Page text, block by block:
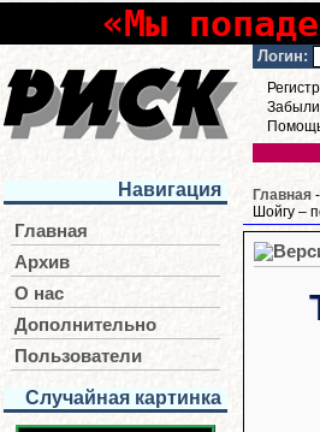
«Мы
Логин:
Навигация
Главная
Архив
О нас
Дополнительно
Пользователи
Случайная картинка
Главная
Шойгу –